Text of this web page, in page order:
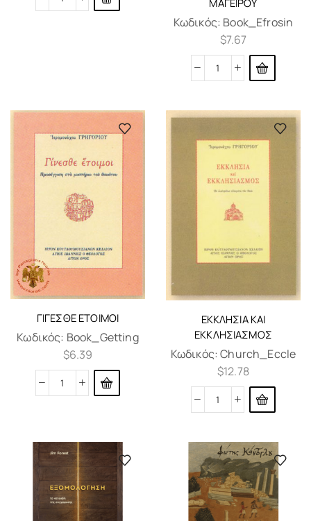
ΜΑΓΕΊΡΟΥ
Κωδικός: Book_Efrosin
$7.67
ΓΊΓΕΣΘΕ ΈΤΟΙΜΟΙ
Κωδικός: Book_Getting
$6.39
ΕΚΚΛΗΣΊΑ ΚΑΙ
ΕΚΚΛΗΣΙΑΣΜΌΣ
Κωδικός:Church_Eccle
$12.78